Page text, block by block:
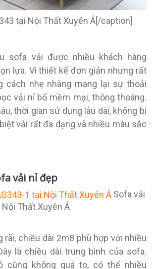
tại Nội Thất Xuyên Á[/caption]
sofa vải được nhiều khách hàng
lựa. Vì thiết kế đơn giản nhưng rất
cách nhẹ nhàng mang lại sự thoải
vải nỉ bố mềm mại, thông thoáng.
thời gian sử dụng lâu dài, không bị
vải rất đa dạng và nhiều màu sắc
vải nỉ đẹp
Sofa vải
Thất Xuyên Á
rãi, chiều dài 2m8 phù hợp với nhiều
là chiều dài trung bình của sofa.
cũng không quá to, có thể nhiều